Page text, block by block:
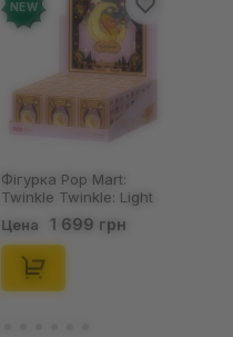
NEW
Фігурка Pop Mart:
Twinkle Twinkle: Light
Up: Scene Sets Series
(Blind Box: 1 з 10)
(Secret Edition),
(21372)
Цена 1 699 грн